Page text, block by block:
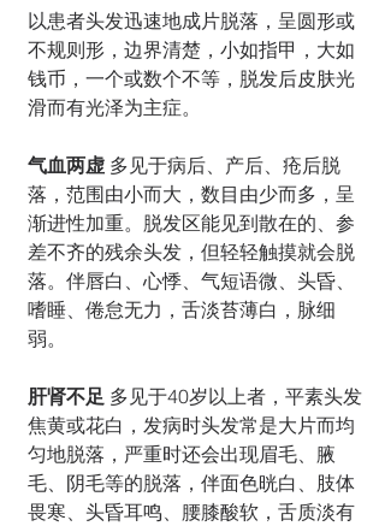
以患者头发迅速地成片脱落，呈圆形或
不规则形，边界清楚，小如指甲，大如
钱币，一个或数个不等，脱发后皮肤光
滑而有光泽为主症。
气血两虚 多见于病后、产后、疮后脱
落，范围由小而大，数目由少而多，呈
渐进性加重。脱发区能见到散在的、参
差不齐的残余头发，但轻轻触摸就会脱
落。伴唇白、心悸、气短语微、头昏、
嗜睡、倦怠无力，舌淡苔薄白，脉细
弱。
肝肾不足 多见于40岁以上者，平素头发
焦黄或花白，发病时头发常是大片而均
匀地脱落，严重时还会出现眉毛、腋
毛、阴毛等的脱落，伴面色晄白、肢体
畏寒、头昏耳鸣、腰膝酸软，舌质淡有